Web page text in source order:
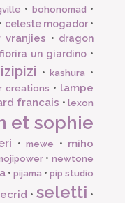
• bohonomad •
• celeste mogador•
vranjies • dragon
fiorira un giardino•
izipizi •kashura •
creations • lampe
francais •lexon
et sophie
•mewe • miho
•newtone
• pijama • pip studio
•seletti •